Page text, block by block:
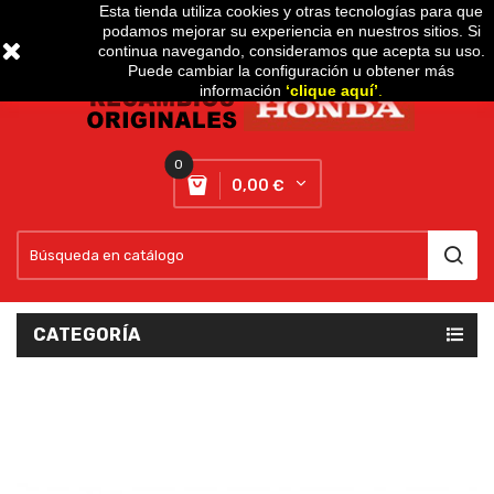
Setting expand_more
0
0,00 €
CATEGORÍA
Esta tienda utiliza cookies y otras tecnologías para que
podamos mejorar su experiencia en nuestros sitios. Si
continua navegando, consideramos que acepta su uso.
Puede cambiar la configuración u obtener más
información ‘clique aquí’